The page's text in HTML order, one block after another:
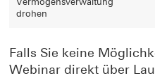
drohen
Falls Sie keine
Webinar direkt über